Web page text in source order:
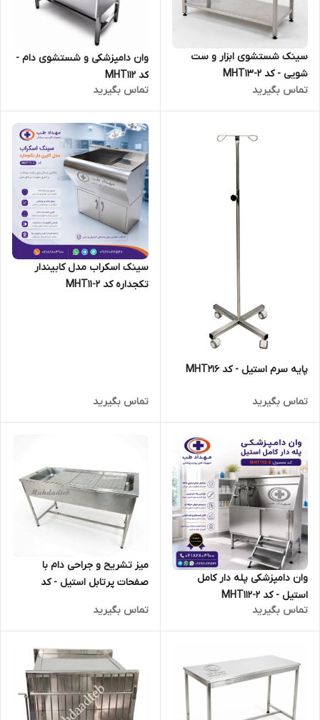
سینک شستشوی ابزار و ست
شویی - کد MHT13-2
تماس بگیرید
وان دامپزشکی و شستشوی دام -
کد MHT112
تماس بگیرید
پایه سرم استیل - کد MHT216
تماس بگیرید
سینک اسکراب مدل کابیندار
تکجداره کد MHT11-2
تماس بگیرید
وان دامپزشکی پله دار کامل
استیل - کد MHT112-2
تماس بگیرید
میز تشریح و جراحی دام با
صفحات پرتابل استیل - کد
تماس بگیرید